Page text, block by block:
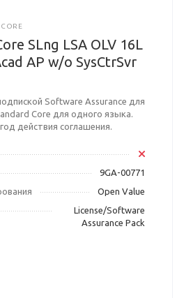
SLng LSA OLV 16L
AP w/o SysCtrSvr
Software Assurance для
Core для одного языка.
действия соглашения.
9GA-00771
Open Value
License/Software
Assurance Pack